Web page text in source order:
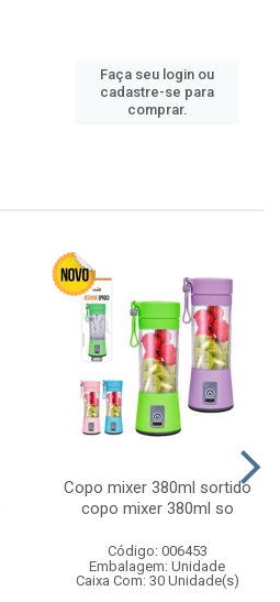
Faça seu login ou
cadastre-se para
comprar.
Copo mixer 380ml sortido
copo mixer 380ml so
Código: 006453
Embalagem: Unidade
Caixa Com: 30 Unidade(s)